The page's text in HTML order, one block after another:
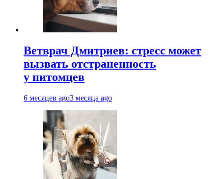
Ветврач Дмитриев: стресс может
вызвать отстраненность
у питомцев
6 месяцев ago3 месяца ago